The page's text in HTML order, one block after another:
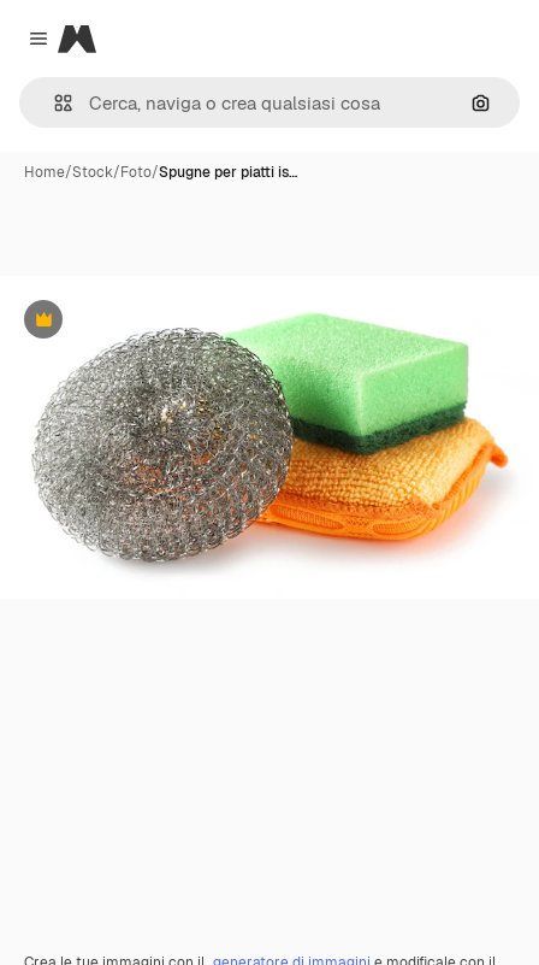
Close menu
Magnific
Cerca
Home/Stock/Foto/Spugne per piatti is…
Premium